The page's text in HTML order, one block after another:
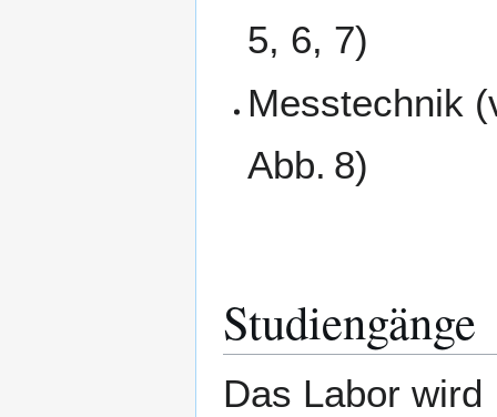
5, 6, 7)
Messtechnik
Abb. 8)
Studiengänge
Das Labor wird